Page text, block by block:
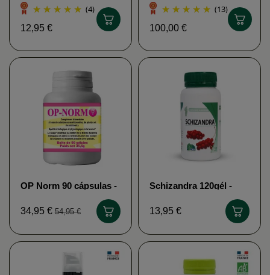
(4)
12,95 €
(13)
100,00 €
OP Norm 90 cápsulas -
Mujer Han Biotech
34,95 €54,95 €
Schizandra 120gél -
- MGD nature
13,95 €